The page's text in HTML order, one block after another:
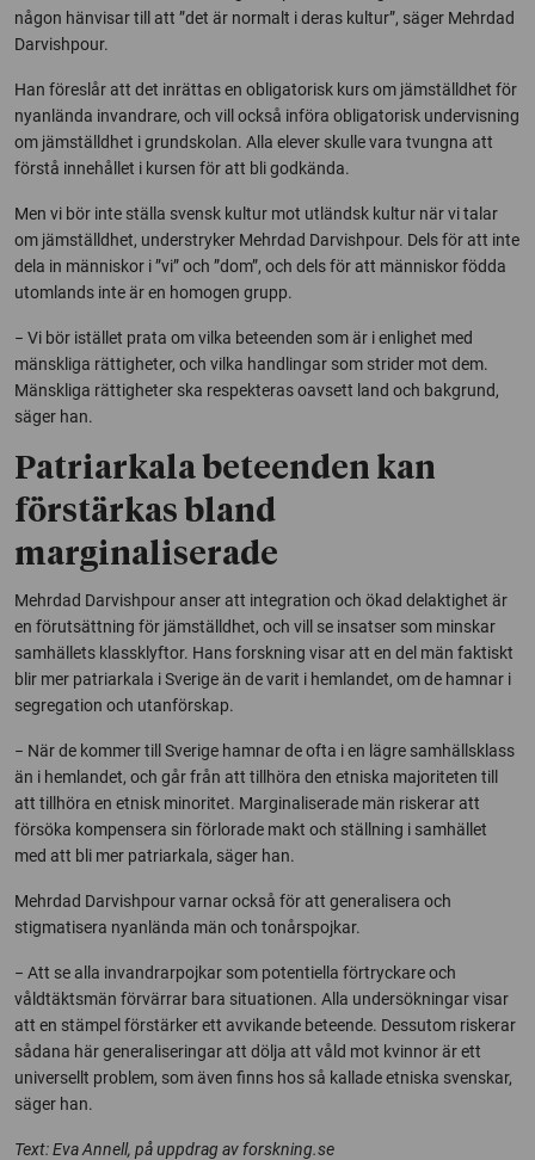
någon hänvisar till att ”det är normalt i deras kultur”, säger Mehrdad
Darvishpour.
Han föreslår att det inrättas en obligatorisk kurs om jämställdhet för
nyanlända invandrare, och vill också införa obligatorisk undervisning
om jämställdhet i grundskolan. Alla elever skulle vara tvungna att
förstå innehållet i kursen för att bli godkända.
Men vi bör inte ställa svensk kultur mot utländsk kultur när vi talar
om jämställdhet, understryker Mehrdad Darvishpour. Dels för att inte
dela in människor i ”vi” och ”dom”, och dels för att människor födda
utomlands inte är en homogen grupp.
− Vi bör istället prata om vilka beteenden som är i enlighet med
mänskliga rättigheter, och vilka handlingar som strider mot dem.
Mänskliga rättigheter ska respekteras oavsett land och bakgrund,
säger han.
Patriarkala beteenden kan
förstärkas bland
marginaliserade
Mehrdad Darvishpour anser att integration och ökad delaktighet är
en förutsättning för jämställdhet, och vill se insatser som minskar
samhällets klassklyftor. Hans forskning visar att en del män faktiskt
blir mer patriarkala i Sverige än de varit i hemlandet, om de hamnar i
segregation och utanförskap.
− När de kommer till Sverige hamnar de ofta i en lägre samhällsklass
än i hemlandet, och går från att tillhöra den etniska majoriteten till
att tillhöra en etnisk minoritet. Marginaliserade män riskerar att
försöka kompensera sin förlorade makt och ställning i samhället
med att bli mer patriarkala, säger han.
Mehrdad Darvishpour varnar också för att generalisera och
stigmatisera nyanlända män och tonårspojkar.
− Att se alla invandrarpojkar som potentiella förtryckare och
våldtäktsmän förvärrar bara situationen. Alla undersökningar visar
att en stämpel förstärker ett avvikande beteende. Dessutom riskerar
sådana här generaliseringar att dölja att våld mot kvinnor är ett
universellt problem, som även finns hos så kallade etniska svenskar,
säger han.
Text: Eva Annell, på uppdrag av forskning.se